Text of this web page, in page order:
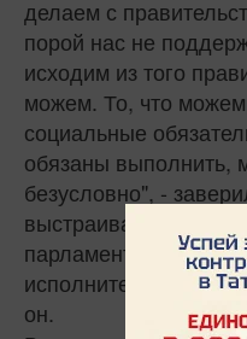
делаем с
порой нас не
исходим из того
можем. То, что
социальные
обязаны выполнить,
безусловно", -
выстраиваем сверху
парламентского
исполнительную
он.